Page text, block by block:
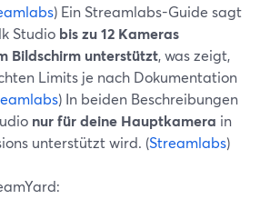
) Ein Streamlabs-Guide sagt
Studio bis zu 12 Kameras
Bildschirm unterstützt, was zeigt,
Limits je nach Dokumentation
) In beiden Beschreibungen
nur für deine Hauptkamera in
unterstützt wird. (Streamlabs)